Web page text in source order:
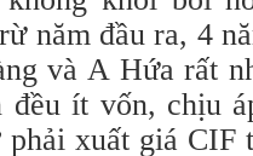
năm đầu ra, 4
và A Hứa rất
đều ít vốn, chịu
phải xuất giá CIF